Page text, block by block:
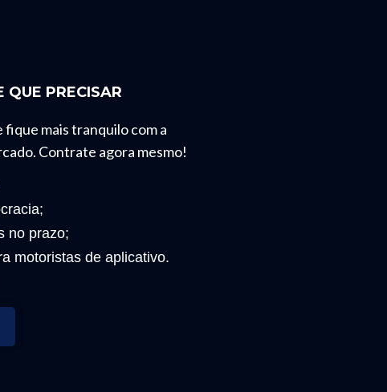
QUE PRECISAR
mais tranquilo com a
Contrate agora mesmo!
no prazo;
motoristas de aplicativo.